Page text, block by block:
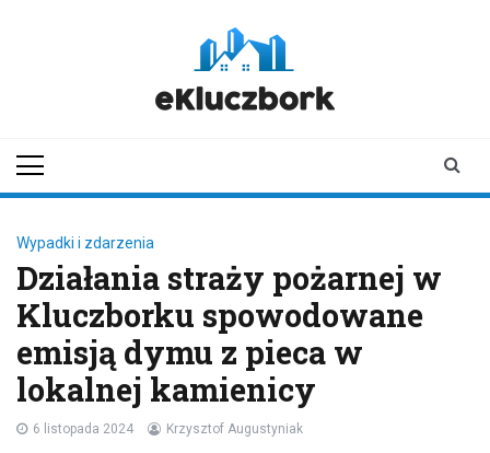
Wypadki i zdarzenia
Działania straży pożarnej w
Kluczborku spowodowane
emisją dymu z pieca w
lokalnej kamienicy
6 listopada 2024 Krzysztof Augustyniak